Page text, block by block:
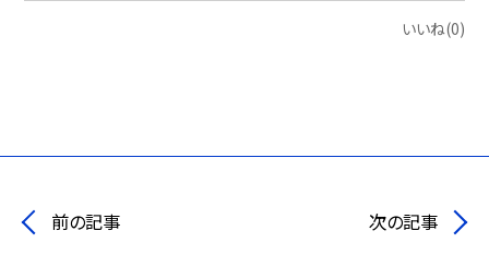
いいね(0)
前の記事 次の記事